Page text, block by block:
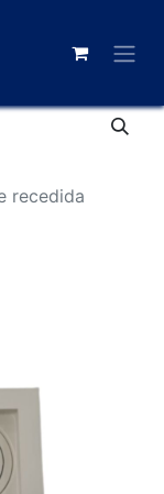
recedida